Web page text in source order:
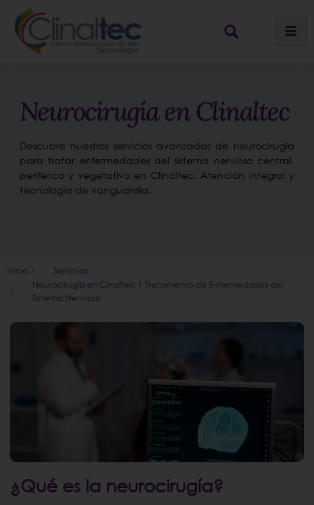
Neurocirugía en Clinaltec
Descubre nuestros servicios avanzados de neurocirugía
para tratar enfermedades del sistema nervioso central,
periférico y vegetativo en Clinaltec. Atención integral y
tecnología de vanguardia.
Inicio
Servicios
Neurocirugía en Clinaltec | Tratamiento de Enfermedades del
Sistema Nervioso
¿Qué es la neurocirugía?